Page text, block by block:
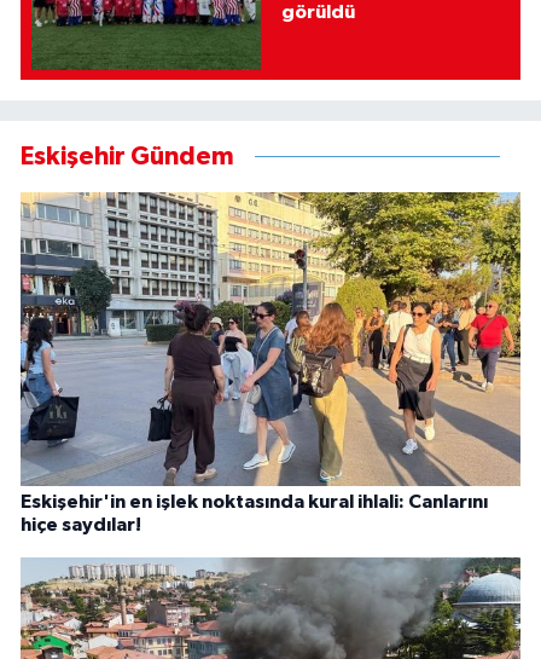
görüldü
Eskişehir Gündem
Eskişehir'in en işlek noktasında kural ihlali: Canlarını
hiçe saydılar!